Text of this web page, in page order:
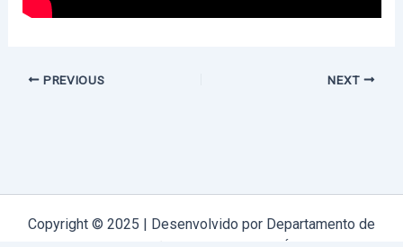
PREVIOUS NEXT
Copyright © 2025 | Desenvolvido por Departamento de